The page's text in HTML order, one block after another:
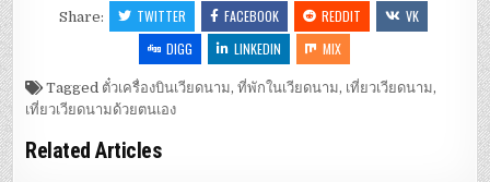
Share: TWITTER FACEBOOK REDDIT
VK
DIGG
LINKEDIN MIX
Tagged ตั๋วเครื่องบินเวียดนาม,ที่พักในเวียดนาม, เที่ยวเวียดนาม,
เที่ยวเวียดนามด้วยตนเอง
Related Articles